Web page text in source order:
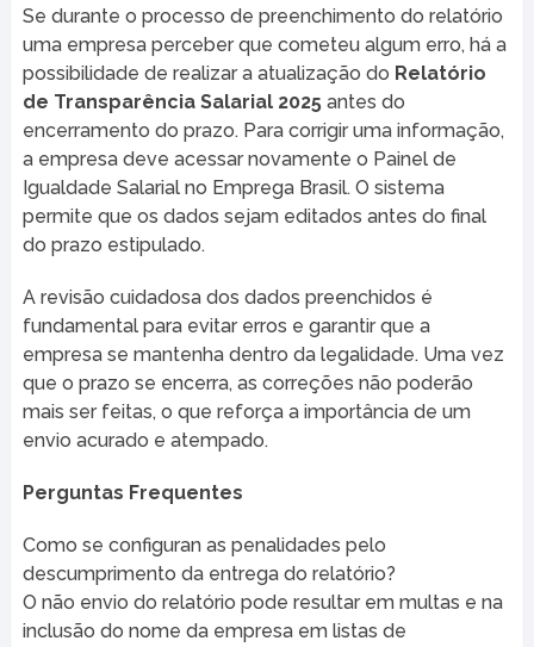
Se durante o processo de preenchimento do relatório
uma empresa perceber que cometeu algum erro, há a
possibilidade de realizar a atualização do Relatório
de Transparência Salarial 2025antes do
encerramento do prazo. Para corrigir uma informação,
a empresa deve acessar novamente o Painel de
Igualdade Salarial no Emprega Brasil. O sistema
permite que os dados sejam editados antes do final
do prazo estipulado.
A revisão cuidadosa dos dados preenchidos é
fundamental para evitar erros e garantir que a
empresa se mantenha dentro da legalidade. Uma vez
que o prazo se encerra, as correções não poderão
mais ser feitas, o que reforça a importância de um
envio acurado e atempado.
Perguntas Frequentes
Como se configuran as penalidades pelo
descumprimento da entrega do relatório?
O não envio do relatório pode resultar em multas e na
inclusão do nome da empresa em listas de